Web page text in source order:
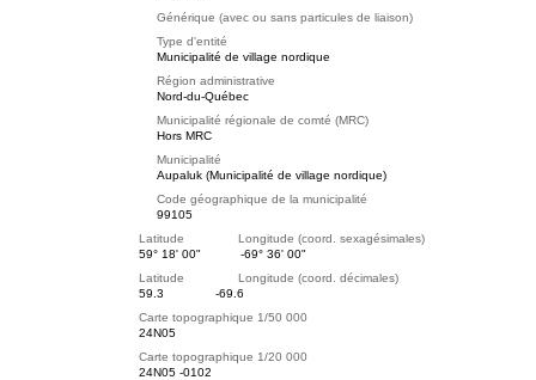
Générique (avec ou sans particules de liaison)
Type d'entité
Municipalité de village nordique
Région administrative
Nord-du-Québec
Municipalité régionale de comté (MRC)
Hors MRC
Municipalité
Aupaluk (Municipalité de village nordique)
Code géographique de la municipalité
99105
Latitude Longitude (coord. sexagésimales)
59° 18' 00"
-69° 36' 00"
Latitude Longitude (coord. décimales)
59.3
-69.6
Carte topographique 1/50 000
24N05
Carte topographique 1/20 000
24N05 -0102